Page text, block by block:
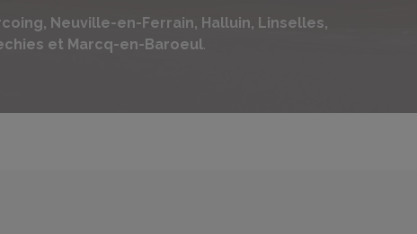
Neuville-en-Ferrain, Halluin, Linselles,
et Marcq-en-Baroeul.